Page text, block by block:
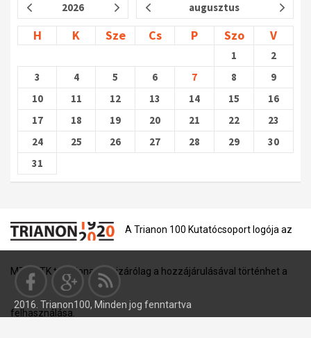
2026 augusztus
H K Sze Cs P Szo V
1
2
3
4 5 6 7 8
9
10
11 12 13 14 15
16
17
18 19 20 21 22
23
24
25 26 27 28 29
30
31
A Trianon 100 Kutatócsoport logója az
MTA BTK tulajdona, és kizárólag a hozzájárulásával történhet a
felhasználása.
2016. Trianon100, Minden jog fenntartva